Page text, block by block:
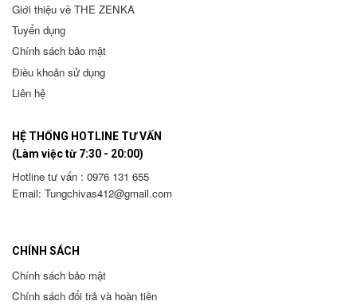
Giới thiệu về THE ZENKA
Tuyển dụng
Chính sách bảo mật
Điều khoản sử dụng
Liên hệ
HỆ THỐNG HOTLINE TƯ VẤN
(Làm việc từ 7:30 - 20:00)
Hotline tư vấn : 0976 131 655
Email: Tungchivas412@gmail.com
CHÍNH SÁCH
Chính sách bảo mật
Chính sách đổi trả và hoàn tiền